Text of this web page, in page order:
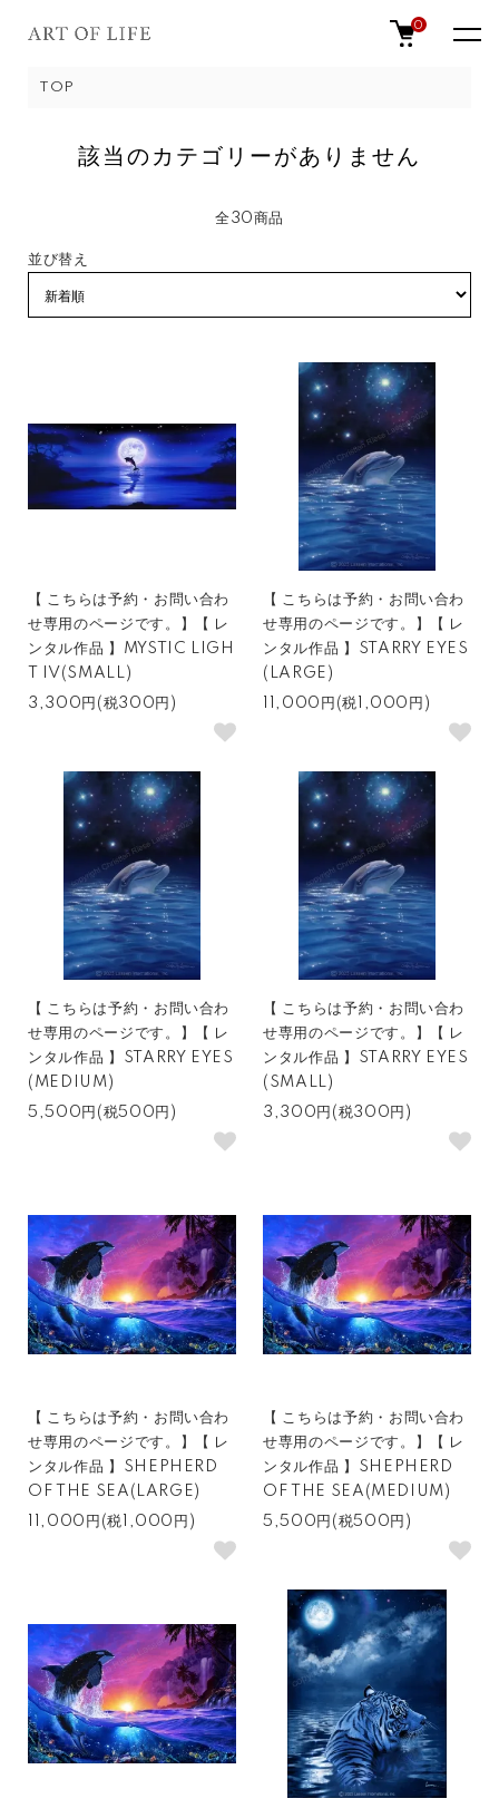
0
TOP
該当のカテゴリーがありません
全30商品
並び替え
【 こちらは予約・お問い合わ
せ専用のページです。】【 レ
ンタル作品 】MYSTIC LIGH
T IV(SMALL)
3,300円(税300円)
【 こちらは予約・お問い合わ
せ専用のページです。】【 レ
ンタル作品 】STARRY EYES
(LARGE)
11,000円(税1,000円)
【 こちらは予約・お問い合わ
せ専用のページです。】【 レ
ンタル作品 】STARRY EYES
(MEDIUM)
5,500円(税500円)
【 こちらは予約・お問い合わ
せ専用のページです。】【 レ
ンタル作品 】STARRY EYES
(SMALL)
3,300円(税300円)
【 こちらは予約・お問い合わ
せ専用のページです。】【 レ
ンタル作品 】SHEPHERD
OF THE SEA(LARGE)
11,000円(税1,000円)
【 こちらは予約・お問い合わ
せ専用のページです。】【 レ
ンタル作品 】SHEPHERD
OF THE SEA(MEDIUM)
5,500円(税500円)